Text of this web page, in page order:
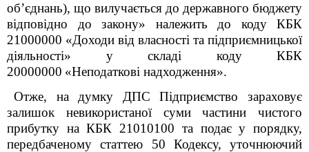
об’єднань), що вилучається до державного бюджету
відповідно до закону» належить до коду КБК
21000000 «Доходи від власності та підприємницької
діяльності» у складі коду КБК
20000000 «Неподаткові надходження».
Отже, на думку ДПСПідприємство зараховує
залишок невикористаної сумичастини чистого
прибутку наКБК 21010100 та подає у порядку,
передбаченому статтею 50 Кодексу, уточнюючий